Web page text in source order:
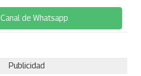
Canal de Whatsapp
Publicidad